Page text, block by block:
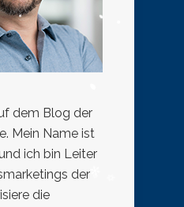
dem Blog der
Mein Name ist
ich bin Leiter
der
die